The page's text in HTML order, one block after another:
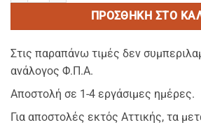
ΠΡΟΣΘΉΚΗ ΣΤΟ
Στις παραπάνω τιμές δεν
ανάλογος Φ.Π.Α.
Αποστολή σε 1-4 εργάσιμες ημέρες.
Για αποστολές εκτός Αττικής, τα